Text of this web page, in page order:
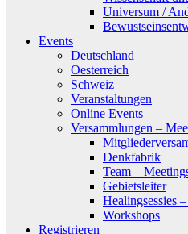
Universum /
Events
Deutschland
Oesterreich
Schweiz
Veranstaltungen
Online Events
Versammlungen –
Denkfabrik
Team –
Gebietsleiter
Healingsessies
Workshops
Registrieren